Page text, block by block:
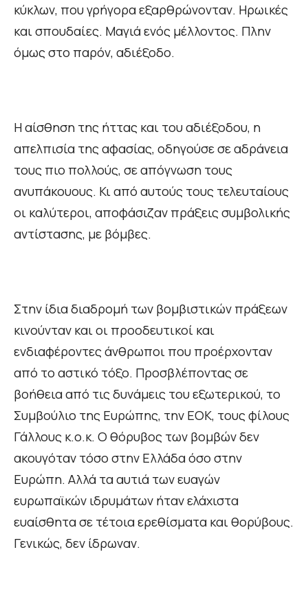
κύκλων, που γρήγορα εξαρθρώνονταν. Ηρωικές
και σπουδαίες. Μαγιά ενός μέλλοντος. Πλην
όμως στο παρόν, αδιέξοδο.
Η αίσθηση της ήττας και του αδιέξοδου, η
απελπισία της αφασίας, οδηγούσε σε αδράνεια
τους πιο πολλούς, σε απόγνωση τους
ανυπάκουους. Κι από αυτούς τους τελευταίους
οι καλύτεροι, αποφάσιζαν πράξεις συμβολικής
αντίστασης, με βόμβες.
Στην ίδια διαδρομή των βομβιστικών πράξεων
κινούνταν και οι προοδευτικοί και
ενδιαφέροντες άνθρωποι που προέρχονταν
από το αστικό τόξο. Προσβλέποντας σε
βοήθεια από τις δυνάμεις του εξωτερικού, το
Συμβούλιο της Ευρώπης, την ΕΟΚ, τους φίλους
Γάλλους κ.ο.κ. Ο θόρυβος των βομβών δεν
ακουγόταν τόσο στην Ελλάδα όσο στην
Ευρώπη. Αλλά τα αυτιά των ευαγών
ευρωπαϊκών ιδρυμάτων ήταν ελάχιστα
ευαίσθητα σε τέτοια ερεθίσματα και θορύβους.
Γενικώς, δεν ίδρωναν.